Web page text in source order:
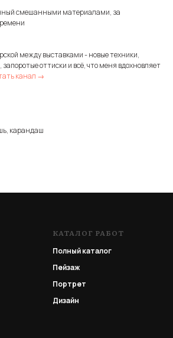
смешанными материалами, за
между выставками - новые техники,
оттиски и всё, что меня вдохновляет
канал →
карандаш
КАТАЛОГ РАБОТ
Полный каталог
Пейзаж
Портрет
Дизайн